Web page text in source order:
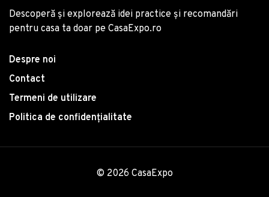
Descoperă și explorează idei practice și recomandări
pentru casa ta doar pe CasaExpo.ro
Despre noi
Contact
Termeni de utilizare
Politica de confidențialitate
© 2026 CasaExpo